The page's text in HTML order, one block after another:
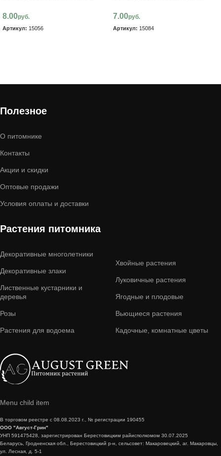
8.00руб.
Артикул: 15056
7.00руб.
Артикул: 15084
Полезное
О питомнике
Контакты
Акции и скидки
Оптовые продажи
Условия оплаты и доставки
Растения питомника
Декоративные многолетники
Декоративные злаки
Лиственные кустарники и
деревья
Розы
Растения для водоема
Хвойные растения
Луковичные растения
Ягодные и плодовые
Вьющиеся растения
Кадочные, комнатные цветы
Menu child item
В торговом реестре с 08.08.2023 г., № регистрации 190455
ООО "Август-Грин"
УНП 591475428, зарегистрирован Берестовицким райисполкомом 30.07.2025
Беларусь, Гродненская обл., Берестовицкий р-н, сельсовет: Макаровецкий, аг. Макаровцы,
ул. Лесная, д. 5-1